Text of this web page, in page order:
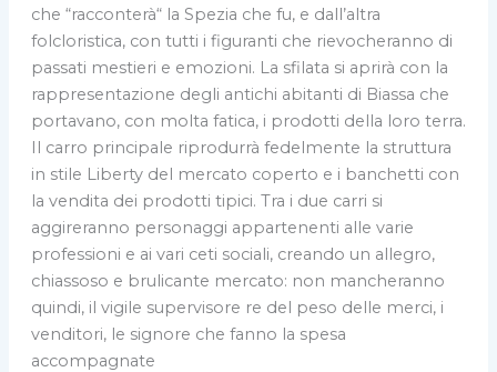
che “racconterà“ la Spezia che fu, e dall’altra
folcloristica, con tutti i figuranti che rievocheranno di
passati mestieri e emozioni. La sfilata si aprirà con la
rappresentazione degli antichi abitanti di Biassa che
portavano, con molta fatica, i prodotti della loro terra.
Il carro principale riprodurrà fedelmente la struttura
in stile Liberty del mercato coperto e i banchetti con
la vendita dei prodotti tipici. Tra i due carri si
aggireranno personaggi appartenenti alle varie
professioni e ai vari ceti sociali, creando un allegro,
chiassoso e brulicante mercato: non mancheranno
quindi, il vigile supervisore re del peso delle merci, i
venditori, le signore che fanno la spesa
accompagnate